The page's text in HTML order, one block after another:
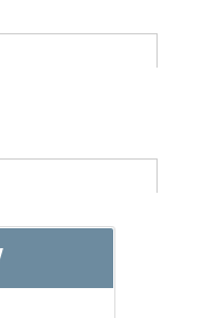
rápida